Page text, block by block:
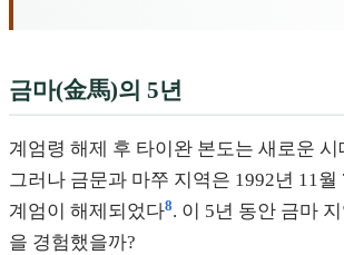
금마(金馬)의 5년
계엄령 해제 후 타이완 본도는 새로운
그러나 금문과 마쭈 지역은 1992년 11
계엄이 해제되었다8. 이 5년 동안 금마
을 경험했을까?